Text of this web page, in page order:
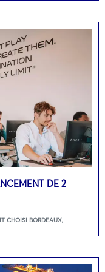
DE 2
CHOISI BORDEAUX,